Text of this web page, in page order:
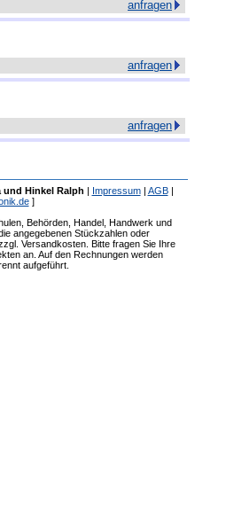
anfragen
anfragen
anfragen
und Hinkel Ralph | Impressum| AGB|
]
Behörden, Handel, Handwerk und
angegebenen Stückzahlen oder
Versandkosten. Bitte fragen Sie Ihre
an. Auf den Rechnungen werden
aufgeführt.